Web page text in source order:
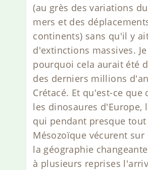
(au grès des variations
mers et des
continents) sans qu'il y
d'extinctions massives.
pourquoi cela aurait été
des derniers millions
Crétacé. Et qu'est-ce que
les dinosaures d'Europe,
qui pendant presque
Mésozoïque vécurent
la géographie
à plusieurs reprises